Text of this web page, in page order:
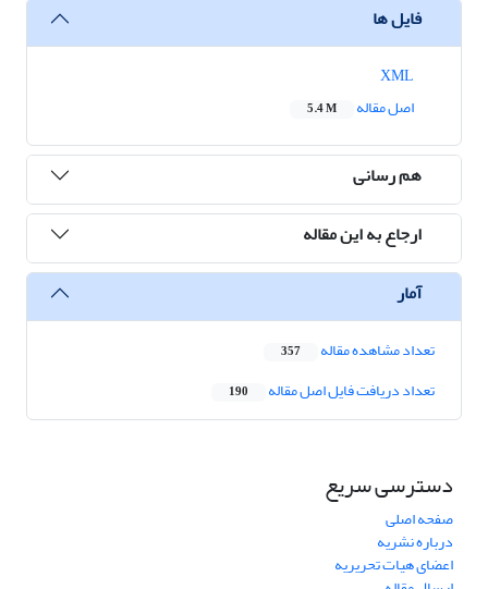
فایل ها
اصل مقاله
5.4 M
هم رسانی
ارجاع به این مقاله
آمار
تعداد مشاهده مقاله 357
تعداد دریافت فایل اصل مقاله 190
دسترسی سریع
صفحه اصلی
درباره نشریه
اعضای هیات تحریریه